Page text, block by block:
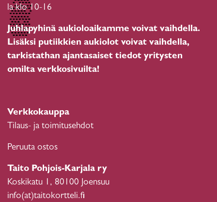
la klo 10-16
Juhlapyhinä aukioloaikamme voivat vaihdella.
Lisäksi putiikkien aukiolot voivat vaihdella,
tarkistathan ajantasaiset tiedot yritysten
omilta verkkosivuilta!
Verkkokauppa
Tilaus- ja toimitusehdot
Peruuta ostos
Taito Pohjois-Karjala ry
Koskikatu 1, 80100 Joensuu
info(at)taitokortteli.fi